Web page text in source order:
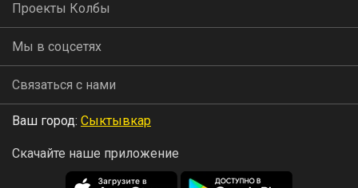
Проекты Колбы
Мы в соцсетях
Связаться с нами
Ваш город: Сыктывкар
Скачайте наше приложение